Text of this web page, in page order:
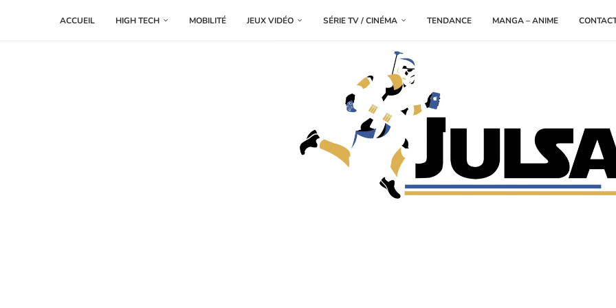
ACCUEIL HIGH TECH MOBILITÉ JEUX VIDÉO SÉRIE TV / CINÉMA TENDANCE MANGA – ANIME